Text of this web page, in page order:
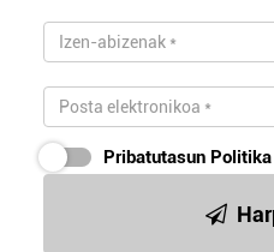
Pribatutasun Politika